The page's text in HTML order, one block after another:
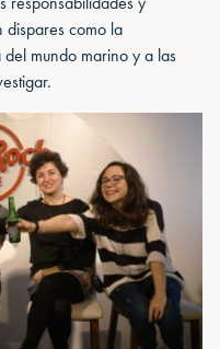
dispares como la
mundo marino y a las